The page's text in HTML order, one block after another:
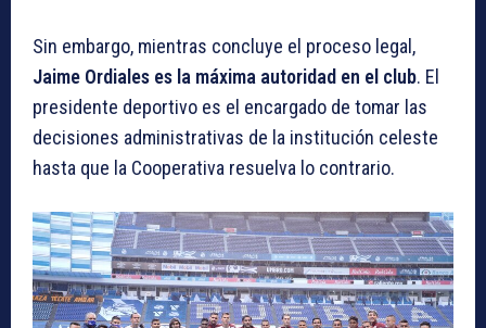
Sin embargo, mientras concluye el proceso legal,
Jaime Ordiales es la máxima autoridad en el club. El
presidente deportivo es el encargado de tomar las
decisiones administrativas de la institución celeste
hasta que la Cooperativa resuelva lo contrario.